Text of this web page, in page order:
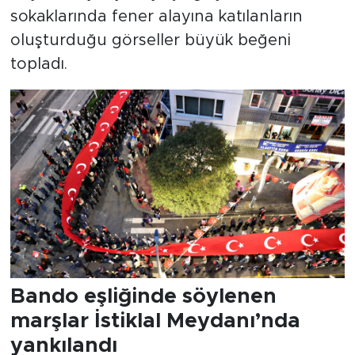
sokaklarında fener alayına katılanların
oluşturduğu görseller büyük beğeni
topladı.
Bando eşliğinde söylenen
marşlar İstiklal Meydanı’nda
yankılandı